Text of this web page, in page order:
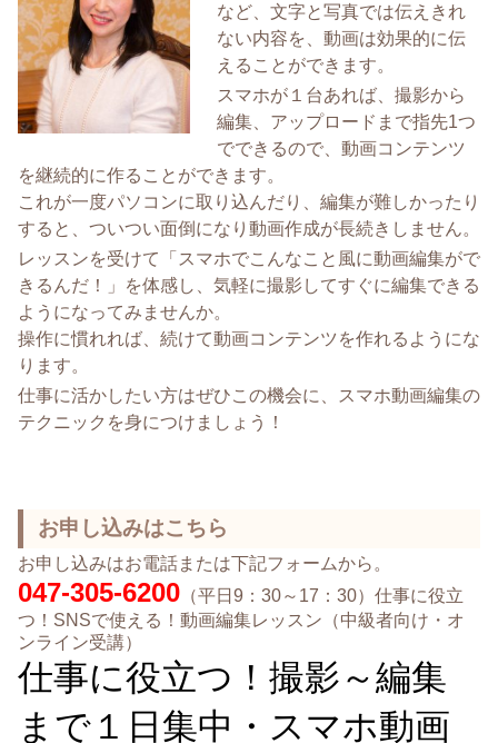
など、文字と写真では伝えきれ
ない内容を、動画は効果的に伝
えることができます。
スマホが１台あれば、撮影から
編集、アップロードまで指先1つ
でできるので、動画コンテンツ
を継続的に作ることができます。
これが一度パソコンに取り込んだり、編集が難しかったり
すると、ついつい面倒になり動画作成が長続きしません。
レッスンを受けて「スマホでこんなこと風に動画編集がで
きるんだ！」を体感し、気軽に撮影してすぐに編集できる
ようになってみませんか。
操作に慣れれば、続けて動画コンテンツを作れるようにな
ります。
仕事に活かしたい方はぜひこの機会に、スマホ動画編集の
テクニックを身につけましょう！
お申し込みはこちら
お申し込みはお電話または下記フォームから。
047-305-6200 （平日9：30～17：30）仕事に役立
つ！SNSで使える！動画編集レッスン（中級者向け・オ
ンライン受講）